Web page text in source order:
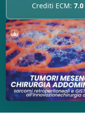
Crediti ECM: 7.0